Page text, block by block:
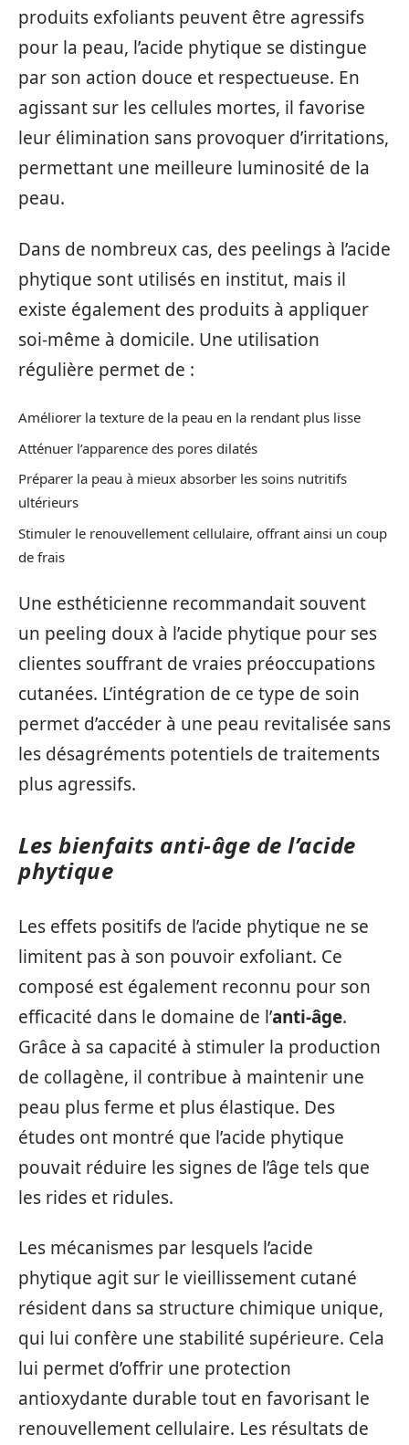
produits exfoliants peuvent être agressifs
pour la peau, l’acide phytique se distingue
par son action douce et respectueuse. En
agissant sur les cellules mortes, il favorise
leur élimination sans provoquer d’irritations,
permettant une meilleure luminosité de la
peau.
Dans de nombreux cas, des peelings à l’acide
phytique sont utilisés en institut, mais il
existe également des produits à appliquer
soi-même à domicile. Une utilisation
régulière permet de :
Améliorer la texture de la peau en la rendant plus lisse
Atténuer l’apparence des pores dilatés
Préparer la peau à mieux absorber les soins nutritifs
ultérieurs
Stimuler le renouvellement cellulaire, offrant ainsi un coup
de frais
Une esthéticienne recommandait souvent
un peeling doux à l’acide phytique pour ses
clientes souffrant de vraies préoccupations
cutanées. L’intégration de ce type de soin
permet d’accéder à une peau revitalisée sans
les désagréments potentiels de traitements
plus agressifs.
Les bienfaits anti-âge de l’acide
phytique
Les effets positifs de l’acide phytique ne se
limitent pas à son pouvoir exfoliant. Ce
composé est également reconnu pour son
efficacité dans le domaine de l’anti-âge.
Grâce à sa capacité à stimuler la production
de collagène, il contribue à maintenir une
peau plus ferme et plus élastique. Des
études ont montré que l’acide phytique
pouvait réduire les signes de l’âge tels que
les rides et ridules.
Les mécanismes par lesquels l’acide
phytique agit sur le vieillissement cutané
résident dans sa structure chimique unique,
qui lui confère une stabilité supérieure. Cela
lui permet d’offrir une protection
antioxydante durable tout en favorisant le
renouvellement cellulaire. Les résultats de